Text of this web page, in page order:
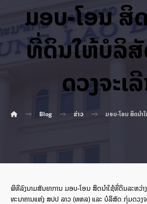
ມອບ-ໂອນ ສິ
ທີ່ດິນໃຫ້ບໍລິ
ດວງຈະເ
Blog ຂ່າວ ມອບ-ໂອນ ສິດນໍາ
ພິທີລົງນາມສັນຍາການ ມອບ-ໂອນ ສິດນໍາໃຊ້ທີ່ດິນລະຫວ່າ
ທະນາຄານແຫ່ງ ສປປ ລາວ (ທຫລ) ແລະ ບໍລິສັດ ກຸ່ມດວງຈ